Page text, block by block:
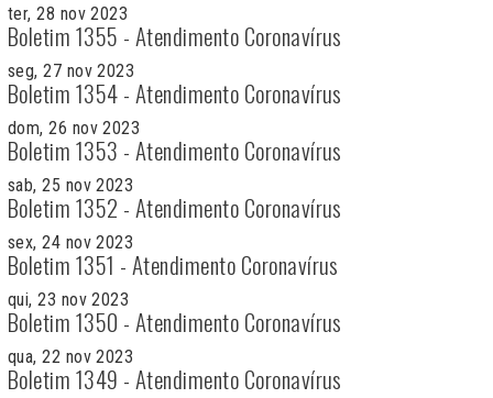
ter, 28 nov 2023
Boletim 1355 - Atendimento Coronavírus
seg, 27 nov 2023
Boletim 1354 - Atendimento Coronavírus
dom, 26 nov 2023
Boletim 1353 - Atendimento Coronavírus
sab, 25 nov 2023
Boletim 1352 - Atendimento Coronavírus
sex, 24 nov 2023
Boletim 1351 - Atendimento Coronavírus
qui, 23 nov 2023
Boletim 1350 - Atendimento Coronavírus
qua, 22 nov 2023
Boletim 1349 - Atendimento Coronavírus